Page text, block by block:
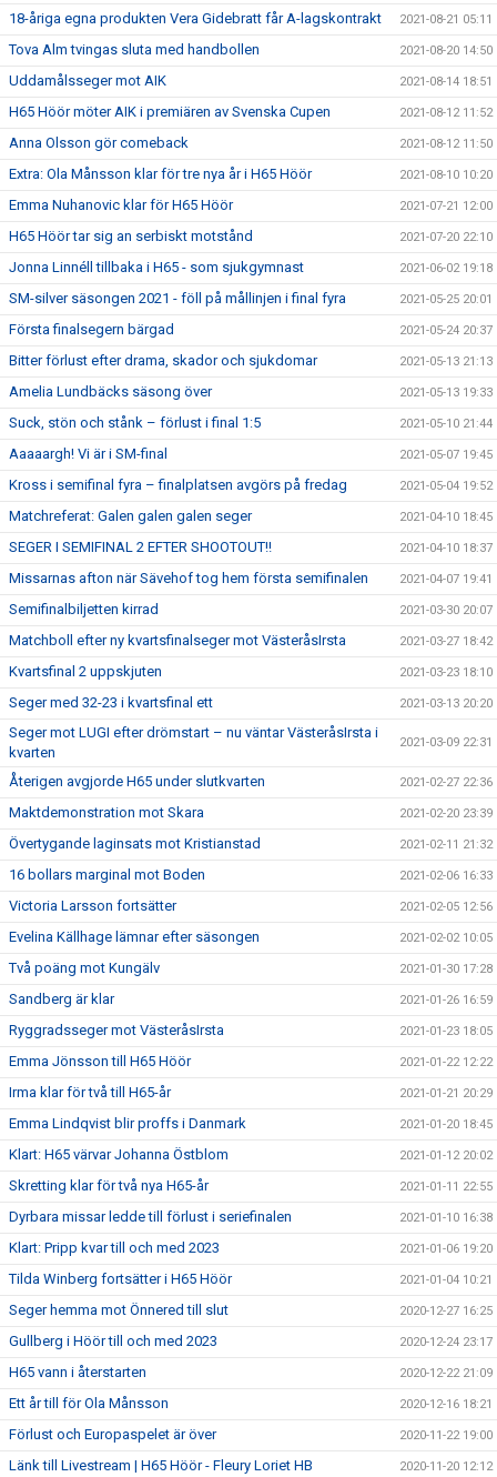
18-åriga egna produkten Vera Gidebratt får A-lagskontrakt 2021-08-21 05:11
Tova Alm tvingas sluta med handbollen 2021-08-20 14:50
Uddamålsseger mot AIK 2021-08-14 18:51
H65 Höör möter AIK i premiären av Svenska Cupen 2021-08-12 11:52
Anna Olsson gör comeback 2021-08-12 11:50
Extra: Ola Månsson klar för tre nya år i H65 Höör 2021-08-10 10:20
Emma Nuhanovic klar för H65 Höör 2021-07-21 12:00
H65 Höör tar sig an serbiskt motstånd 2021-07-20 22:10
Jonna Linnéll tillbaka i H65 - som sjukgymnast 2021-06-02 19:18
SM-silver säsongen 2021 - föll på mållinjen i final fyra 2021-05-25 20:01
Första finalsegern bärgad 2021-05-24 20:37
Bitter förlust efter drama, skador och sjukdomar 2021-05-13 21:13
Amelia Lundbäcks säsong över 2021-05-13 19:33
Suck, stön och stånk – förlust i final 1:5 2021-05-10 21:44
Aaaaargh! Vi är i SM-final 2021-05-07 19:45
Kross i semifinal fyra – finalplatsen avgörs på fredag 2021-05-04 19:52
Matchreferat: Galen galen galen seger 2021-04-10 18:45
SEGER I SEMIFINAL 2 EFTER SHOOTOUT!! 2021-04-10 18:37
Missarnas afton när Sävehof tog hem första semifinalen 2021-04-07 19:41
Semifinalbiljetten kirrad 2021-03-30 20:07
Matchboll efter ny kvartsfinalseger mot VästeråsIrsta 2021-03-27 18:42
Kvartsfinal 2 uppskjuten 2021-03-23 18:10
Seger med 32-23 i kvartsfinal ett 2021-03-13 20:20
Seger mot LUGI efter drömstart – nu väntar VästeråsIrsta i
kvarten
2021-03-09 22:31
Återigen avgjorde H65 under slutkvarten 2021-02-27 22:36
Maktdemonstration mot Skara 2021-02-20 23:39
Övertygande laginsats mot Kristianstad 2021-02-11 21:32
16 bollars marginal mot Boden 2021-02-06 16:33
Victoria Larsson fortsätter 2021-02-05 12:56
Evelina Källhage lämnar efter säsongen 2021-02-02 10:05
Två poäng mot Kungälv 2021-01-30 17:28
Sandberg är klar 2021-01-26 16:59
Ryggradsseger mot VästeråsIrsta 2021-01-23 18:05
Emma Jönsson till H65 Höör 2021-01-22 12:22
Irma klar för två till H65-år 2021-01-21 20:29
Emma Lindqvist blir proffs i Danmark 2021-01-20 18:45
Klart: H65 värvar Johanna Östblom 2021-01-12 20:02
Skretting klar för två nya H65-år 2021-01-11 22:55
Dyrbara missar ledde till förlust i seriefinalen 2021-01-10 16:38
Klart: Pripp kvar till och med 2023 2021-01-06 19:20
Tilda Winberg fortsätter i H65 Höör 2021-01-04 10:21
Seger hemma mot Önnered till slut 2020-12-27 16:25
Gullberg i Höör till och med 2023 2020-12-24 23:17
H65 vann i återstarten 2020-12-22 21:09
Ett år till för Ola Månsson 2020-12-16 18:21
Förlust och Europaspelet är över 2020-11-22 19:00
Länk till Livestream | H65 Höör - Fleury Loriet HB 2020-11-20 12:12